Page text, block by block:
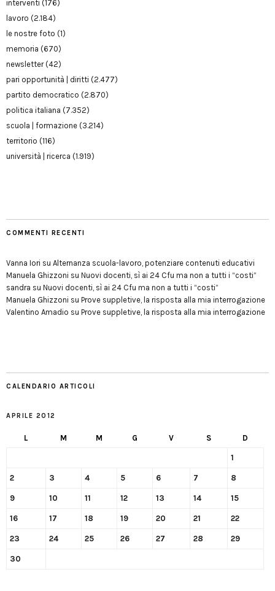
interventi (176)
lavoro (2.184)
le nostre foto (1)
memoria (670)
newsletter(42)
pari opportunità | diritti (2.477)
partito democratico (2.870)
politica italiana (7.352)
scuola | formazione (3.214)
territorio (116)
università | ricerca (1.919)
COMMENTI RECENTI
Vanna Iori su Alternanza scuola-lavoro, potenziare contenuti educativi
Manuela Ghizzoni su Nuovi docenti, sì ai 24 Cfu ma non a tutti i “costi”
sandra su Nuovi docenti, sì ai 24 Cfu ma non a tutti i “costi”
Manuela Ghizzoni su Prove suppletive, la risposta alla mia interrogazione
Valentino Amadio su Prove suppletive, la risposta alla mia interrogazione
CALENDARIO ARTICOLI
APRILE 2012
L M M G V S D
1
2 3 4 5 6 7 8
9 10 11 12 13 14 15
16 17 18 19 20 21 22
23 24 25 26 27 28 29
30